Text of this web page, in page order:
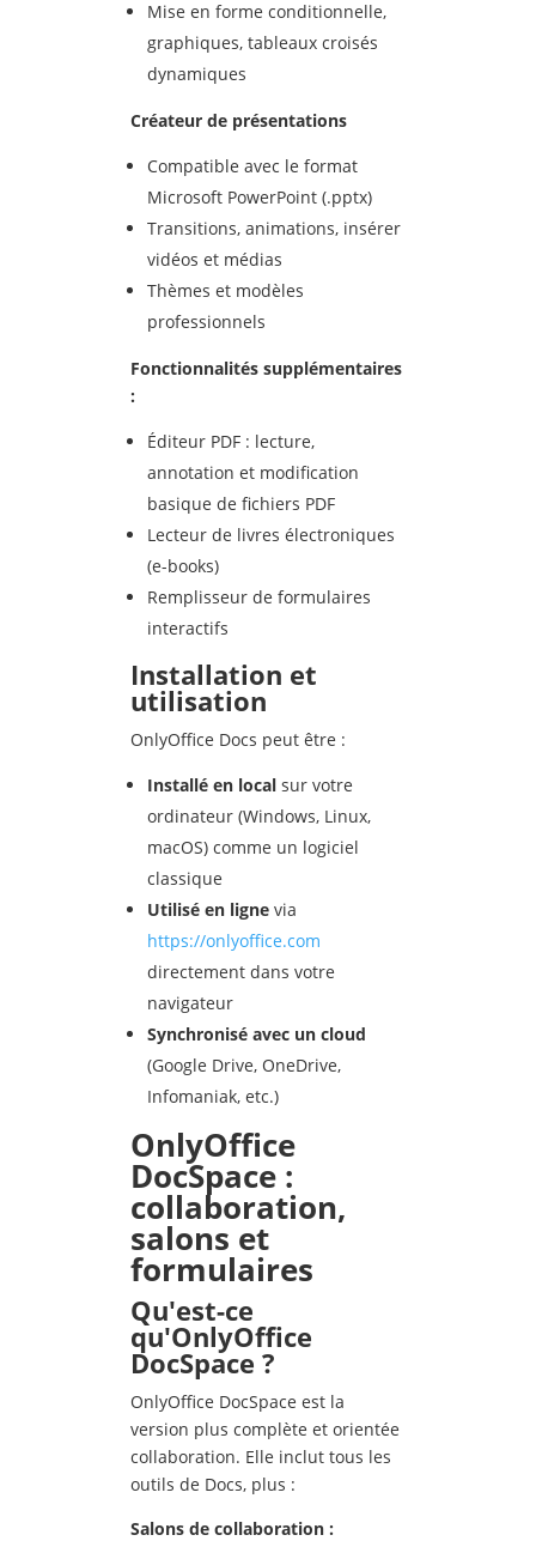
Mise en forme conditionnelle,
graphiques, tableaux croisés
dynamiques
Créateur de présentations
Compatible avec le format
Microsoft PowerPoint (.pptx)
Transitions, animations, insérer
vidéos et médias
Thèmes et modèles
professionnels
Fonctionnalités supplémentaires
:
Éditeur PDF : lecture,
annotation et modification
basique de fichiers PDF
Lecteur de livres électroniques
(e-books)
Remplisseur de formulaires
interactifs
Installation et
utilisation
OnlyOffice Docs peut être :
Installé en local sur votre
ordinateur (Windows, Linux,
macOS) comme un logiciel
classique
Utilisé en ligne via
https://onlyoffice.com
directement dans votre
navigateur
Synchronisé avec un cloud
(Google Drive, OneDrive,
Infomaniak, etc.)
OnlyOffice
DocSpace :
collaboration,
salons et
formulaires
Qu'est-ce
qu'OnlyOffice
DocSpace ?
OnlyOffice DocSpace est la
version plus complète et orientée
collaboration. Elle inclut tous les
outils de Docs, plus :
Salons de collaboration :